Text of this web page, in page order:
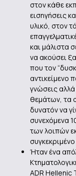
στον κάθε
εισηγήσεις
υλικό, στον
και μάλιστα
να ακούσει
που τον
αντικείμενο
γνώσεις αλλά
θεμάτων, τα
δυνατόν να
συνεχόμενα
των λοιπών
Ήταν ένα
ADR Hellenic